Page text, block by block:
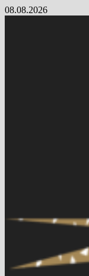
Skip
08.08.2026